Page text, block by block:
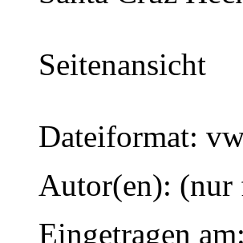
Seitenansicht
Dateiformat:
Autor(en): (nur
Eingetragen